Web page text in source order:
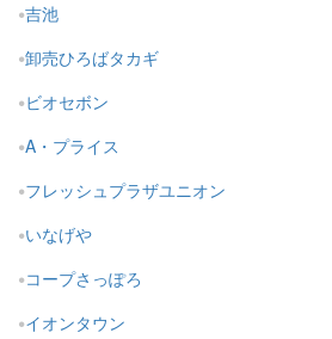
吉池
卸売ひろばタカギ
ビオセボン
A・プライス
フレッシュプラザユニオン
いなげや
コープさっぽろ
イオンタウン